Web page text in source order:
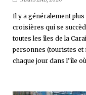
Il y a généralement
croisières qui se
toutes les îles de la
personnes (touristes et
chaque jour dans l’île